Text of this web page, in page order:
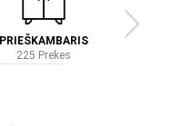
PRIEŠKAMBARIS
225 Prekes